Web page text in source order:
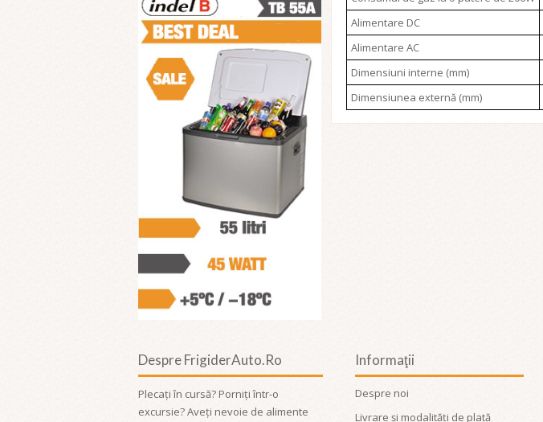
Alimentare DC
Alimentare AC
Dimensiuni interne (mm)
Dimensiunea externă (mm)
Despre FrigiderAuto.ro
Plecați în cursă? Porniți într-o
excursie? Aveți nevoie de alimente
Informaţii
Despre noi
Livrare și modalități de plată